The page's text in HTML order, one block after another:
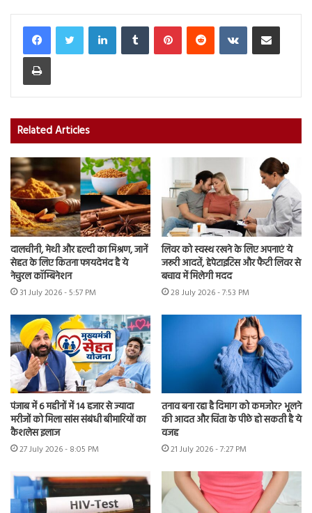
LinkedInTumblr PinterestReddit VKontakteShare via Email
Print
Related Articles
दालचीनी, मेथी और हल्दी का मिश्रण, जानें
सेहत के लिए कितना फायदेमंद है ये
नेचुरल कॉम्बिनेशन
31 July 2026 - 5:57 PM
लिवर को स्वस्थ रखने के लिए अपनाएं ये
जरूरी आदतें, हेपेटाइटिस और फैटी लिवर से
बचाव में मिलेगी मदद
28 July 2026 - 7:53 PM
पंजाब में 6 महीनों में 14 हजार से ज्यादा
मरीजों को मिला सांस संबंधी बीमारियों का
कैशलेस इलाज
27 July 2026 - 8:05 PM
तनाव बना रहा है दिमाग को कमजोर? भूलने
की आदत और चिंता के पीछे हो सकती है ये
वजह
21 July 2026 - 7:27 PM